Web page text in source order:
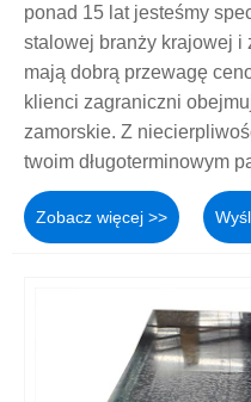
ponad 15 lat jesteśmy
stalowej branży krajowej i
mają dobrą przewagę
klienci zagraniczni
zamorskie. Z
twoim długoterminowym
Zobacz więcej >>